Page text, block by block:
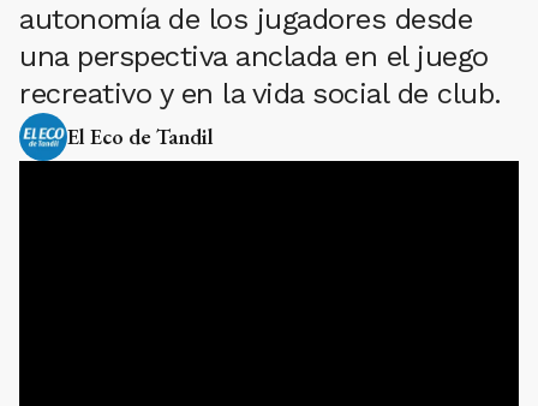
autonomía de los jugadores desde
una perspectiva anclada en el juego
recreativo y en la vida social de club.
El Eco de Tandil